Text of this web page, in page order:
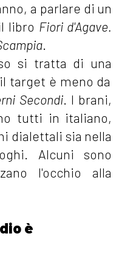
a parlare di un
libro Fiori d'Agave.
.
si tratta di una
target è meno da
Secondi. I brani,
tutti in italiano,
dialettali sia nella
Alcuni sono
l'occhio alla
è